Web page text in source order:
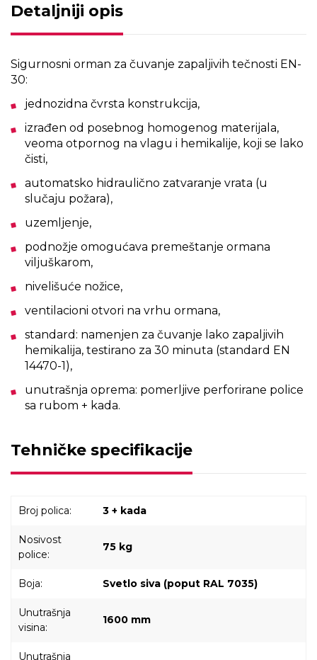
Detaljniji opis
Sigurnosni orman za čuvanje zapaljivih tečnosti EN-
30:
jednozidna čvrsta konstrukcija,
izrađen od posebnog homogenog materijala,
veoma otpornog na vlagu i hemikalije, koji se lako
čisti,
automatsko hidraulično zatvaranje vrata (u
slučaju požara),
uzemljenje,
podnožje omogućava premeštanje ormana
viljuškarom,
nivelišuće nožice,
ventilacioni otvori na vrhu ormana,
standard: namenjen za čuvanje lako zapaljivih
hemikalija, testirano za 30 minuta (standard EN
14470-1),
unutrašnja oprema: pomerljive perforirane police
sa rubom + kada.
Tehničke specifikacije
Broj polica: 3 + kada
Nosivost
police:
75 kg
Boja: Svetlo siva (poput RAL 7035)
Unutrašnja
visina:
1600 mm
Unutrašnja